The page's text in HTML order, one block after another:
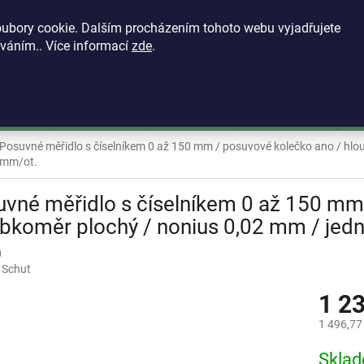
cookie. Dalším procházením tohoto webu vyjadřujete
Více informací zde.
Posuvné měřidlo s číselníkem 0 až 150 mm / posuvové kolečko ano /
mm/ot.
měřidlo s číselníkem 0 až 150
plochý / nonius 0,02 mm /
Schut
1
1